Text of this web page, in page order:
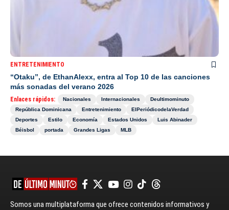
ENTRETENIMIENTO
“Otaku”, de EthanAlexx, entra al Top 10 de las canciones
más sonadas del verano 2026
Enlaces rápidos: Nacionales Internacionales
Deultimominuto
República Dominicana
Entretenimiento
ElPeriódicodelaVerdad
Deportes
Estilo Economía Estados Unidos
Luis Abinader
Béisbol
portada Grandes Ligas MLB
Somos una multiplataforma que ofrece contenidos informativos y